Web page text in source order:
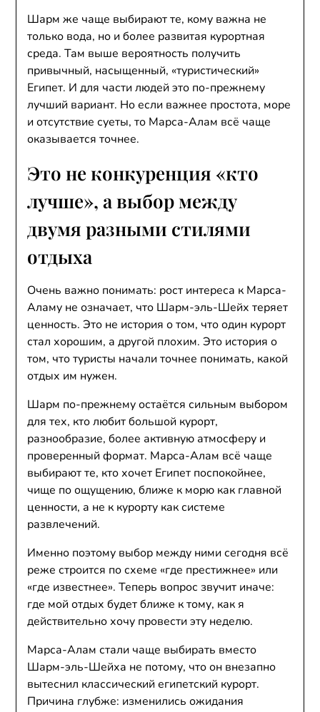
Шарм же чаще выбирают те, кому важна не
только вода, но и более развитая курортная
среда. Там выше вероятность получить
привычный, насыщенный, «туристический»
Египет. И для части людей это по-прежнему
лучший вариант. Но если важнее простота, море
и отсутствие суеты, то Марса-Алам всё чаще
оказывается точнее.
Это не конкуренция «кто
лучше», а выбор между
двумя разными стилями
отдыха
Очень важно понимать: рост интереса к Марса-
Аламу не означает, что Шарм-эль-Шейх теряет
ценность. Это не история о том, что один курорт
стал хорошим, а другой плохим. Это история о
том, что туристы начали точнее понимать, какой
отдых им нужен.
Шарм по-прежнему остаётся сильным выбором
для тех, кто любит большой курорт,
разнообразие, более активную атмосферу и
проверенный формат. Марса-Алам всё чаще
выбирают те, кто хочет Египет поспокойнее,
чище по ощущению, ближе к морю как главной
ценности, а не к курорту как системе
развлечений.
Именно поэтому выбор между ними сегодня всё
реже строится по схеме «где престижнее» или
«где известнее». Теперь вопрос звучит иначе:
где мой отдых будет ближе к тому, как я
действительно хочу провести эту неделю.
Марса-Алам стали чаще выбирать вместо
Шарм-эль-Шейха не потому, что он внезапно
вытеснил классический египетский курорт.
Причина глубже: изменились ожидания